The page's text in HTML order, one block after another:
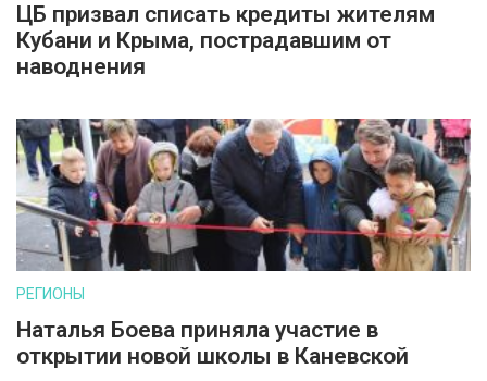
ЦБ призвал списать кредиты жителям
Кубани и Крыма, пострадавшим от
наводнения
РЕГИОНЫ
Наталья Боева приняла участие в
открытии новой школы в Каневской